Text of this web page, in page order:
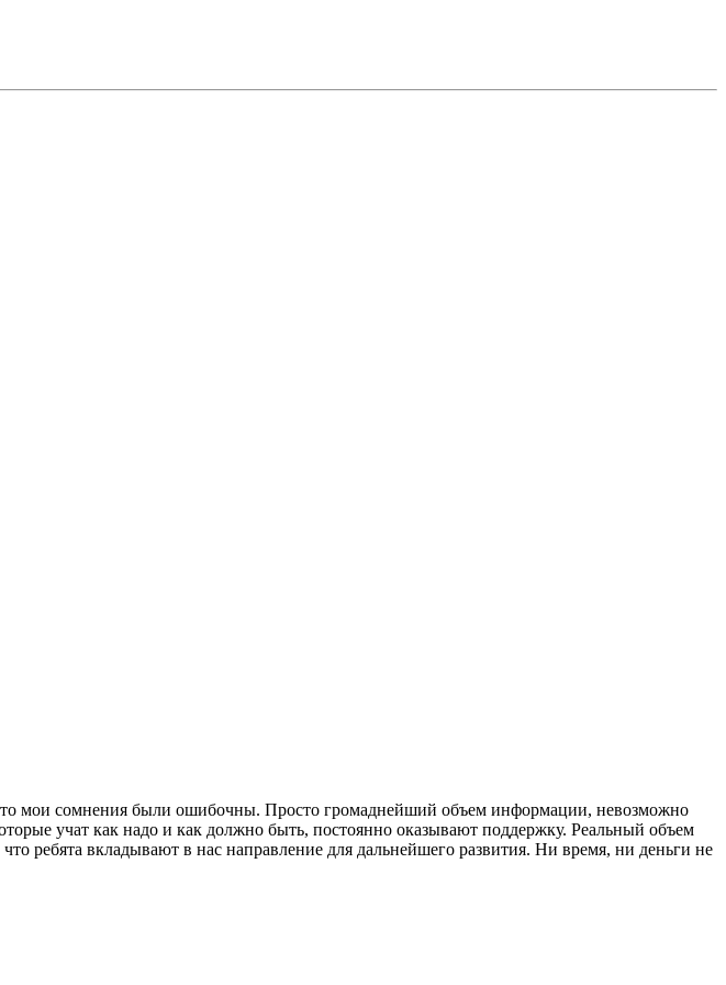
мои сомнения были ошибочны. Просто громаднейший объем информации, невозможно
учат как надо и как должно быть, постоянно оказывают поддержку. Реальный объем
ребята вкладывают в нас направление для дальнейшего развития. Ни время, ни деньги не